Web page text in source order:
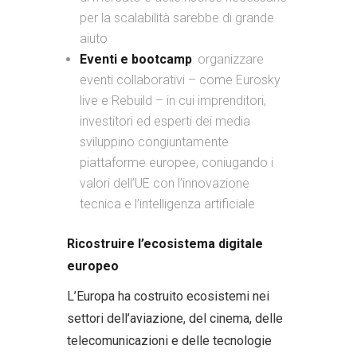
per la scalabilità sarebbe di grande
aiuto
Eventi e bootcamp: organizzare
eventi collaborativi – come Eurosky
live e Rebuild – in cui imprenditori,
investitori ed esperti dei media
sviluppino congiuntamente
piattaforme europee, coniugando i
valori dell’UE con l’innovazione
tecnica e l’intelligenza artificiale
Ricostruire l’ecosistema digitale
europeo
L’Europa ha costruito ecosistemi nei
settori dell’aviazione, del cinema, delle
telecomunicazioni e delle tecnologie